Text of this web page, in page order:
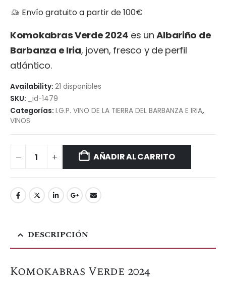
Envío gratuito a partir de 100€
Komokabras Verde 2024 es unAlbariño de
Barbanza e Iria, joven, fresco y de perfil
atlántico.
Availability: 21 disponibles
SKU:
_id-1479
Categorías: I.G.P. VINO DE LA TIERRA DEL BARBANZA E IRIA,
VINOS
AÑADIR AL CARRITO
DESCRIPCIÓN
Komokabras Verde 2024